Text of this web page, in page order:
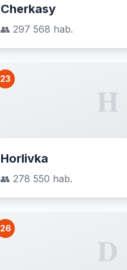
Cherkasy
👥 297 568 hab.
23
H
Horlivka
👥 278 550 hab.
26
D